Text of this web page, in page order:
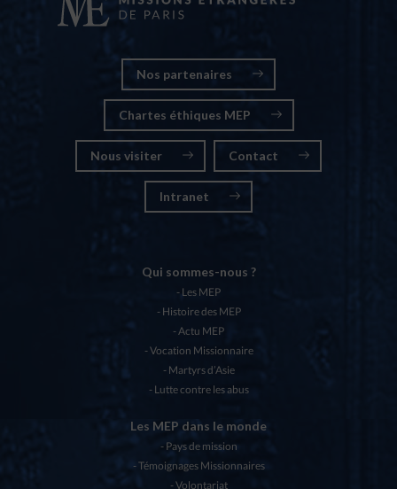
Nos partenaires
Chartes éthiques MEP
Nous visiter Contact
Intranet
Qui sommes-nous ?
Les MEP
Histoire des MEP
Actu MEP
Vocation Missionnaire
Martyrs d’Asie
Lutte contre les abus
Les MEP dans le monde
Pays de mission
Témoignages Missionnaires
Volontariat